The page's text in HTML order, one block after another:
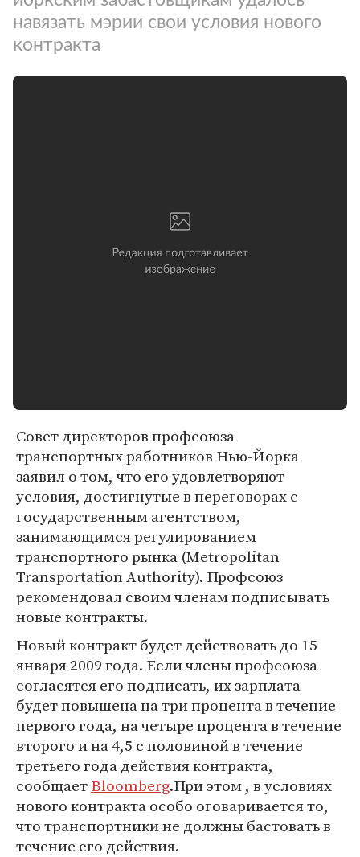
навязать мэрии свои условия нового
контракта
Совет директоров профсоюза
транспортных работников Нью-Йорка
заявил о том, что его удовлетворяют
условия, достигнутые в переговорах с
государственным агентством,
занимающимся регулированием
транспортного рынка (Metropolitan
Transportation Authority). Профсоюз
рекомендовал своим членам подписывать
новые контракты.
Новый контракт будет действовать до 15
января 2009 года. Если члены профсоюза
согласятся его подписать, их зарплата
будет повышена на три процента в течение
первого года, на четыре процента в течение
второго и на 4,5 с половиной в течение
третьего года действия контракта,
сообщаетBloomberg.При этом , в условиях
нового контракта особо оговаривается то,
что транспортники не должны бастовать в
течение его действия.